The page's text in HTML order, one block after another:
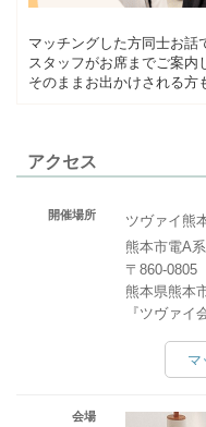
マッチングした方同士お話
スタッフがお席までご案内
そのままお出かけされる方
アクセス
開催場所
ツヴァイ熊
熊本市電A
〒860-0805
熊本県熊本
『ツヴァイ
マ
会場